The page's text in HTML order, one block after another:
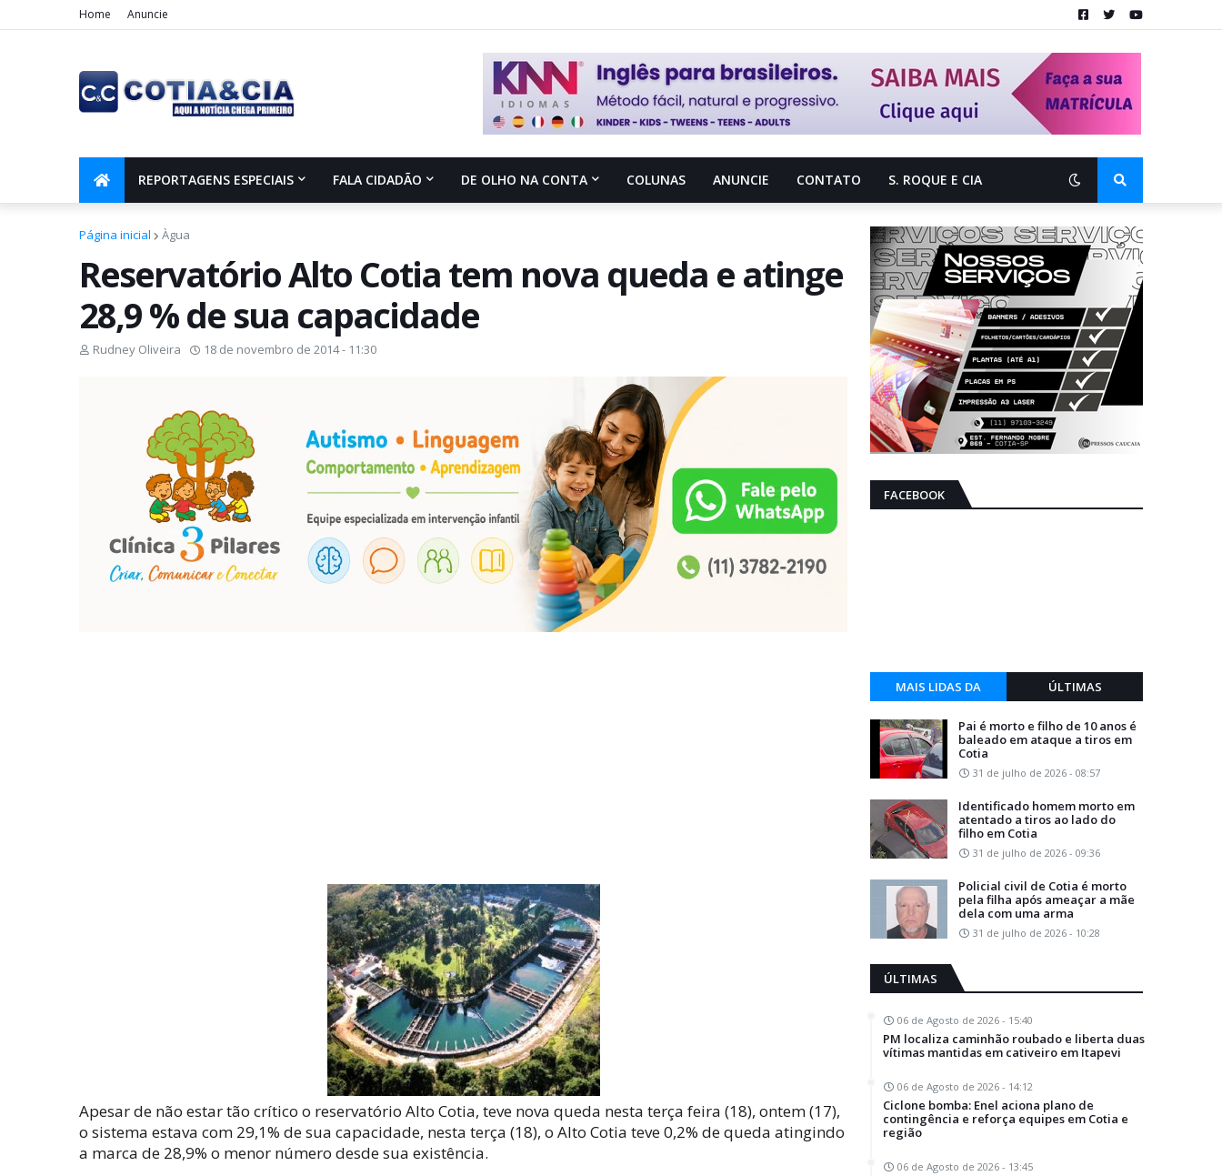
Home Anuncie
REPORTAGENS ESPECIAIS FALA CIDADÃO DE OLHO NA CONTA COLUNAS ANUNCIE CONTATO S. ROQUE E CIA
Página inicial Àgua
Reservatório Alto Cotia tem nova queda e atinge
28,9 % de sua capacidade
Rudney Oliveira 18 de novembro de 2014 - 11:30
Apesar de não estar tão crítico o reservatório Alto Cotia, teve nova queda nesta terça feira (18), ontem (17),
o sistema estava com 29,1% de sua capacidade, nesta terça (18), o Alto Cotia teve 0,2% de queda atingindo
a marca de 28,9% o menor número desde sua existência.
FACEBOOK
MAIS LIDAS DA
SEMANA
ÚLTIMAS
Pai é morto e filho de 10 anos é
baleado em ataque a tiros em
Cotia
31 de julho de 2026 - 08:57
Identificado homem morto em
atentado a tiros ao lado do
filho em Cotia
31 de julho de 2026 - 09:36
Policial civil de Cotia é morto
pela filha após ameaçar a mãe
dela com uma arma
31 de julho de 2026 - 10:28
ÚLTIMAS
06 de Agosto de 2026 - 15:40
PM localiza caminhão roubado e liberta duas
vítimas mantidas em cativeiro em Itapevi
06 de Agosto de 2026 - 14:12
Ciclone bomba: Enel aciona plano de
contingência e reforça equipes em Cotia e
região
06 de Agosto de 2026 - 13:45